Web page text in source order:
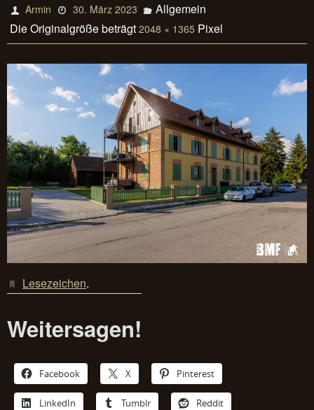
Armin 30. März 2023
Allgemein
Die Originalgröße beträgt 2048 × 1365 Pixel
Lesezeichen.
Weitersagen!
Facebook X Pinterest
LinkedIn Tumblr Reddit